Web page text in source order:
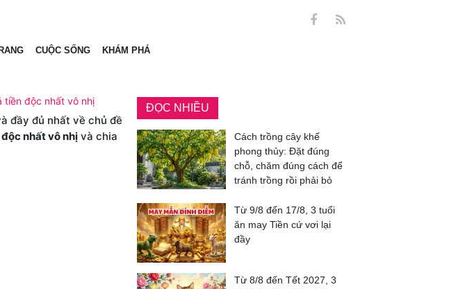
CUỘC SỐNG KHÁM PHÁ
tiền độc nhất vô nhị
đầy đủ nhất về chủ đề
nhất vô nhị và chia
ĐỌC NHIỀU
Cách trồng cây khế
phong thủy: Đặt đúng
chỗ, chăm đúng cách để
tránh trồng rồi phải bỏ
Từ 9/8 đến 17/8, 3 tuổi
ăn may Tiền cứ vơi lại
đầy
Từ 8/8 đến Tết 2027, 3